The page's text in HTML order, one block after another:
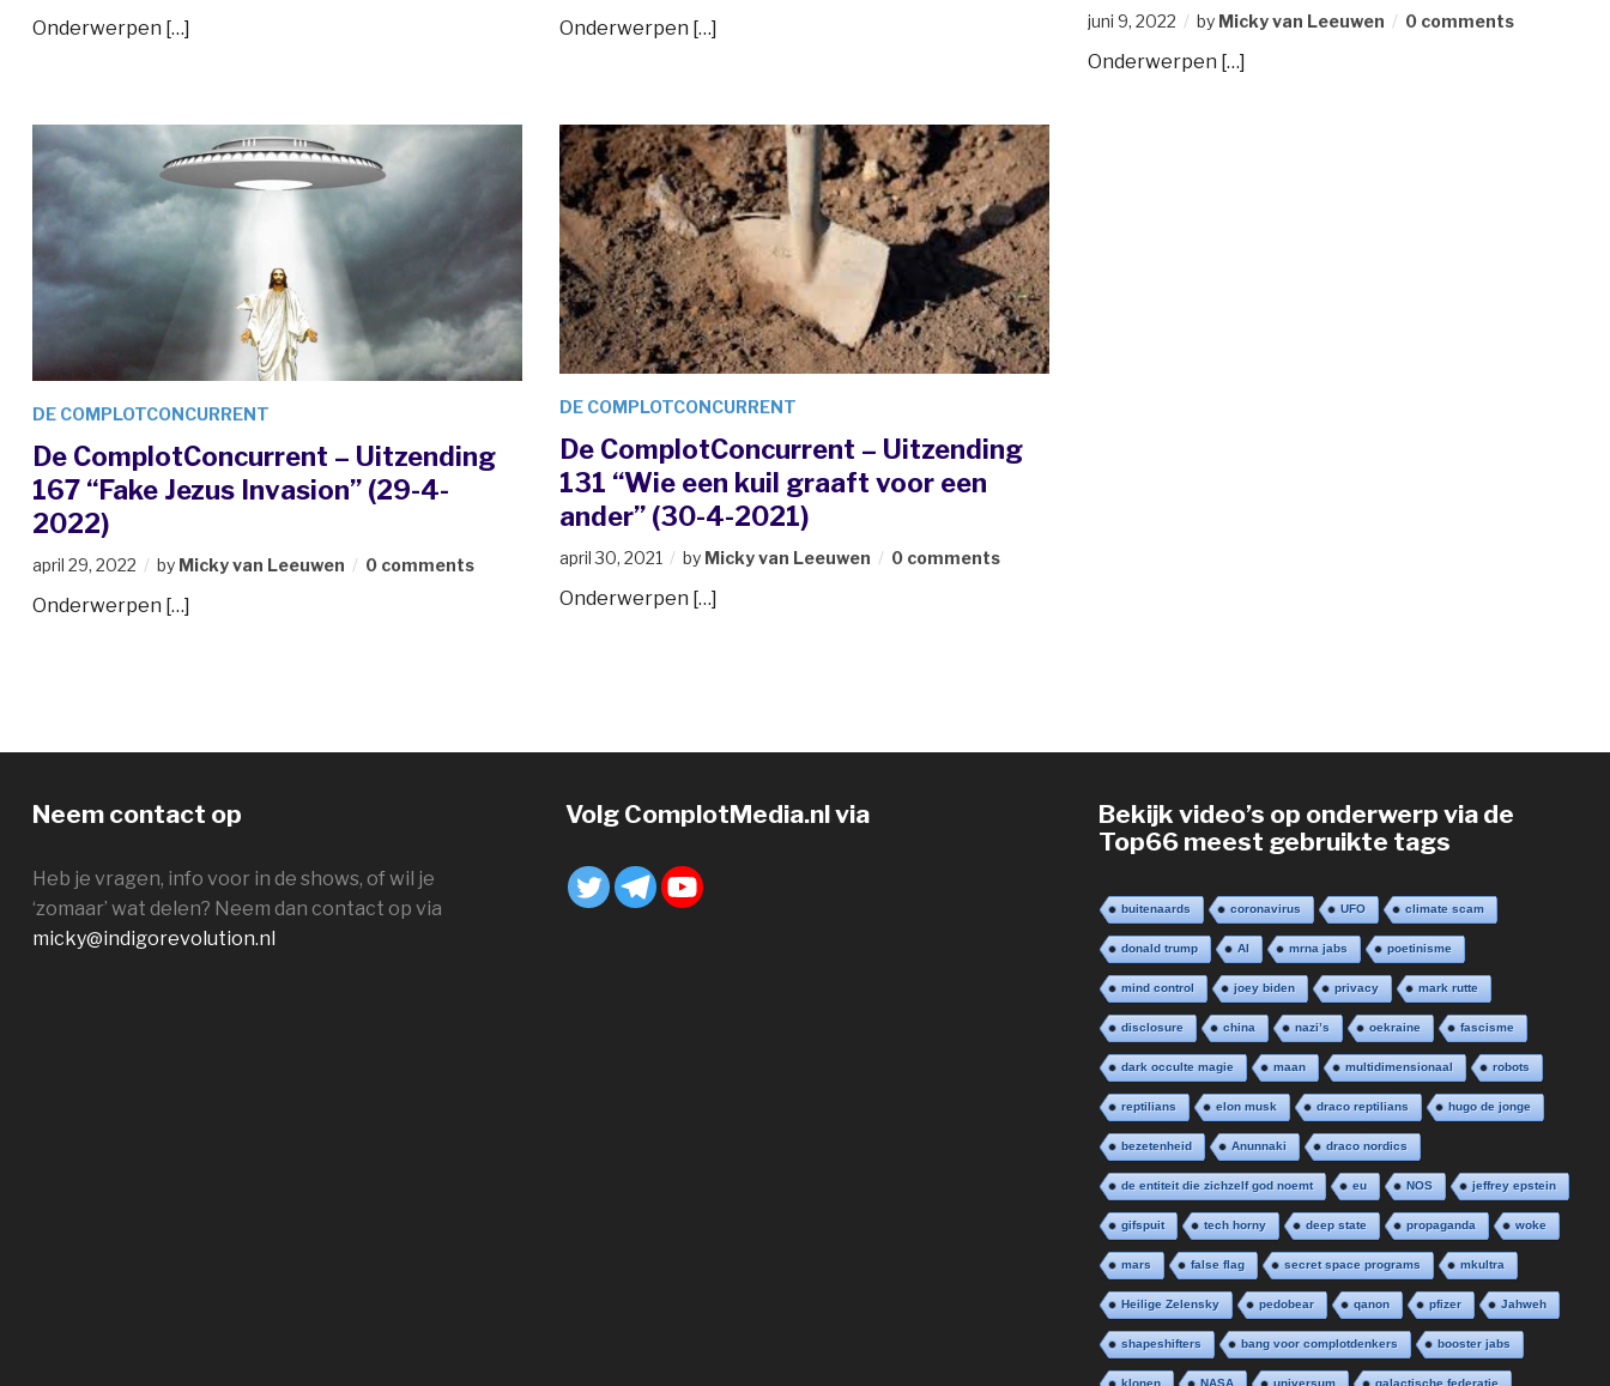
Onderwerpen […] Onderwerpen […] juni 9, 2022 by Micky van Leeuwen 0 comments
Onderwerpen […]
DE COMPLOTCONCURRENT
De ComplotConcurrent – Uitzending
167 “Fake Jezus Invasion” (29-4-
2022)
april 29, 2022 by Micky van Leeuwen 0 comments
Onderwerpen […]
DE COMPLOTCONCURRENT
De ComplotConcurrent – Uitzending
131 “Wie een kuil graaft voor een
ander” (30-4-2021)
april 30, 2021 by Micky van Leeuwen 0 comments
Onderwerpen […]
Neem contact op
Heb je vragen, info voor in de shows, of wil je
‘zomaar’ wat delen? Neem dan contact op via
micky@indigorevolution.nl
Volg ComplotMedia.nl via
Bekijk video’s op onderwerp via de
Top66 meest gebruikte tags
buitenaards coronavirus UFO climate scam
donald trump AI mrna jabs poetinisme
mind control joey biden privacy mark rutte
disclosure china nazi’s oekraine fascisme
dark occulte magie maan multidimensionaal robots
reptilians elon musk draco reptilians hugo de jonge
bezetenheid Anunnaki draco nordics
de entiteit die zichzelf god noemt eu NOS jeffrey epstein
gifspuit tech horny deep state propaganda woke
mars false flag secret space programs mkultra
Heilige Zelensky pedobear qanon pfizer Jahweh
shapeshifters bang voor complotdenkers booster jabs
klonen NASA universum galactische federatie